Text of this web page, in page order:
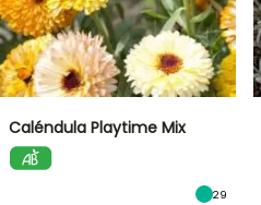
Caléndula Playtime Mix
29